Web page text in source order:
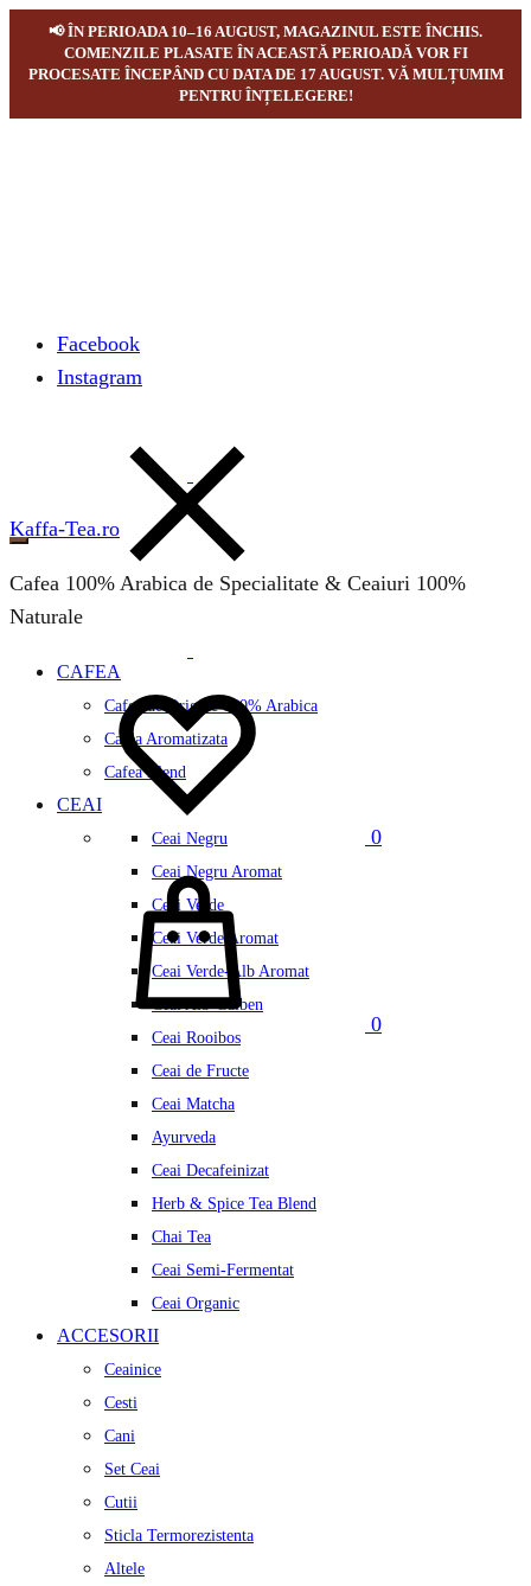
📢 ÎN PERIOADA 10–16 AUGUST, MAGAZINUL ESTE ÎNCHIS.
COMENZILE PLASATE ÎN ACEASTĂ PERIOADĂ VOR FI
PROCESATE ÎNCEPÂND CU DATA DE 17 AUGUST. VĂ MULȚUMIM
PENTRU ÎNȚELEGERE!
Facebook
Instagram
Kaffa-Tea.ro
Cafea 100% Arabica de Specialitate & Ceaiuri 100%
Naturale
CAFEA
Cafea de Origine 100% Arabica
Cafea Aromatizata
Cafea Blend
CEAI
Ceai Negru
Ceai Negru Aromat
Ceai Verde
Ceai Verde Aromat
Ceai Verde-Alb Aromat
Ceai Alb-Galben
Ceai Rooibos
Ceai de Fructe
Ceai Matcha
Ayurveda
Ceai Decafeinizat
Herb & Spice Tea Blend
Chai Tea
Ceai Semi-Fermentat
Ceai Organic
ACCESORII
Ceainice
Cesti
Cani
Set Ceai
Cutii
Sticla Termorezistenta
Altele
0
0